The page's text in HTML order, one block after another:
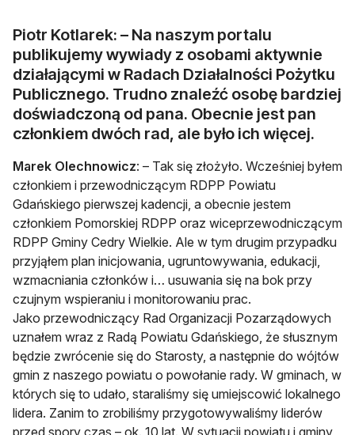
Piotr Kotlarek: – Na naszym portalu
publikujemy wywiady z osobami aktywnie
działającymi w Radach Działalności Pożytku
Publicznego. Trudno znaleźć osobę bardziej
doświadczoną od pana. Obecnie jest pan
członkiem dwóch rad, ale było ich więcej.
Marek Olechnowicz: – Tak się złożyło. Wcześniej byłem
członkiem i przewodniczącym RDPP Powiatu
Gdańskiego pierwszej kadencji, a obecnie jestem
członkiem Pomorskiej RDPP oraz wiceprzewodniczącym
RDPP Gminy Cedry Wielkie. Ale w tym drugim przypadku
przyjąłem plan inicjowania, ugruntowywania, edukacji,
wzmacniania członków i… usuwania się na bok przy
czujnym wspieraniu i monitorowaniu prac.
Jako przewodniczący Rad Organizacji Pozarządowych
uznałem wraz z Radą Powiatu Gdańskiego, że słusznym
będzie zwrócenie się do Starosty, a następnie do wójtów
gmin z naszego powiatu o powołanie rady. W gminach, w
których się to udało, staraliśmy się umiejscowić lokalnego
lidera. Zanim to zrobiliśmy przygotowywaliśmy liderów